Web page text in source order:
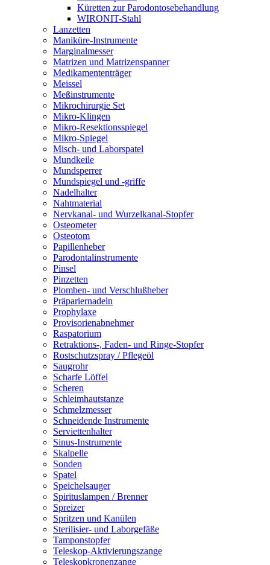
Küretten zur Parodontosebehandlung
WIRONIT-Stahl
Lanzetten
Maniküre-Instrumente
Marginalmesser
Matrizen und Matrizenspanner
Medikamententräger
Meissel
Meßinstrumente
Mikrochirurgie Set
Mikro-Klingen
Mikro-Resektionsspiegel
Mikro-Spiegel
Misch- und Laborspatel
Mundkeile
Mundsperrer
Mundspiegel und -griffe
Nadelhalter
Nahtmaterial
Nervkanal- und Wurzelkanal-Stopfer
Osteometer
Osteotom
Papillenheber
Parodontalinstrumente
Pinsel
Pinzetten
Plomben- und Verschlußheber
Präpariernadeln
Prophylaxe
Provisorienabnehmer
Raspatorium
Retraktions-, Faden- und Ringe-Stopfer
Rostschutzspray / Pflegeöl
Saugrohr
Scharfe Löffel
Scheren
Schleimhautstanze
Schmelzmesser
Schneidende Instrumente
Serviettenhalter
Sinus-Instrumente
Skalpelle
Sonden
Spatel
Speichelsauger
Spirituslampen / Brenner
Spreizer
Spritzen und Kanülen
Sterilisier- und Laborgefäße
Tamponstopfer
Teleskop-Aktivierungszange
Teleskopkronenzange